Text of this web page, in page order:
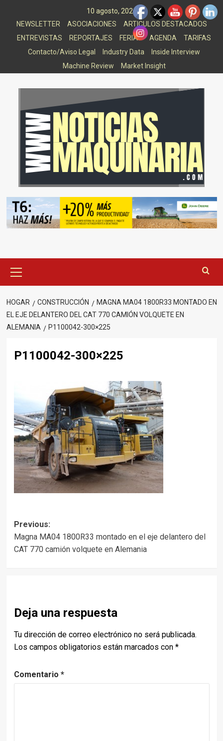
10 agosto, 2026
NEWSLETTER
ASOCIACIONES
ARTICULOS DESTACADOS
ENTREVISTAS
REPORTAJES FERIAS AGENDA
TARIFAS
Contacto/Aviso Legal
Industry Data
Inside Interview
Machine Review
Market Insight
principal
HOGAR CONSTRUCCIÓN
MAGNA MA04 1800R33 MONTADO EN
EL EJE DELANTERO DEL CAT 770 CAMIÓN VOLQUETE EN
ALEMANIA
P1100042-300×225
P1100042-300×225
Post
navigation
Previous:
Magna MA04 1800R33 montado en el eje delantero del
CAT 770 camión volquete en Alemania
Deja una respuesta
Tu dirección de correo electrónico no será publicada.
Los campos obligatorios están marcados con *
Comentario *